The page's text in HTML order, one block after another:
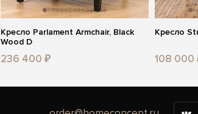
Кресло Parlament Armchair, Black
Wood D
236 400 ₽
Кресло
108 000